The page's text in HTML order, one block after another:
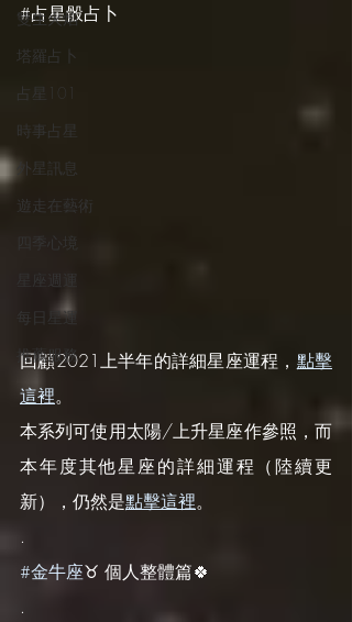
雙生火焰
塔羅占卜
占星101
時事占星
外星訊息
遊走在藝術
四季心境
星座週運
每日星運
推薦服務
#占星骰占卜
回顧2021上半年的詳細星座運程， 點擊
這裡。
本系列可使用太陽/上升星座作參照，而
本年度其他星座的詳細運程（陸續更
新），仍然是點擊這裡。
.
#金牛座♉️ 個人整體篇🍀
.